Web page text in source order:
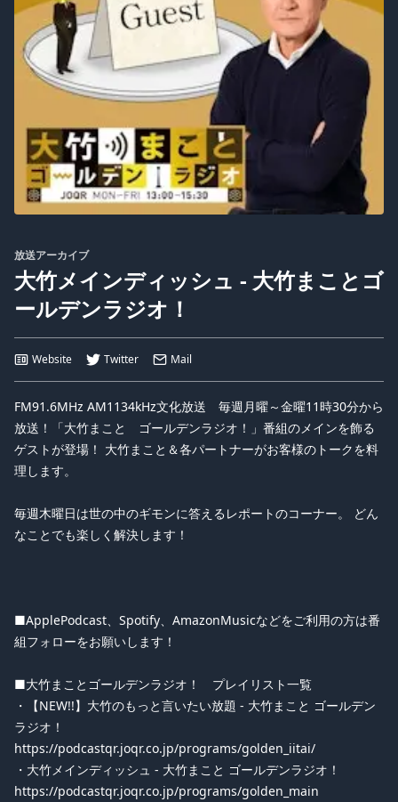
放送アーカイブ
大竹メインディッシュ - 大竹まことゴ
ールデンラジオ！
Website Twitter Mail
FM91.6MHz AM1134kHz文化放送 毎週月曜～金曜11時30分から
放送！「大竹まこと ゴールデンラジオ！」番組のメインを飾る
ゲストが登場！ 大竹まこと＆各パートナーがお客様のトークを料
理します。
毎週木曜日は世の中のギモンに答えるレポートのコーナー。 どん
なことでも楽しく解決します！
■ApplePodcast、Spotify、AmazonMusicなどをご利用の方は番
組フォローをお願いします！
■大竹まことゴールデンラジオ！ プレイリスト一覧
・【NEW!!】大竹のもっと言いたい放題 - 大竹まこと ゴールデン
ラジオ！
https://podcastqr.joqr.co.jp/programs/golden_iitai/
・大竹メインディッシュ - 大竹まこと ゴールデンラジオ！
https://podcastqr.joqr.co.jp/programs/golden_main